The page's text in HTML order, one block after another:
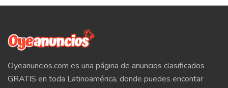
Oyeanuncios.com es una página de anuncios clasificados
GRATIS en toda Latinoamérica, donde puedes encontar